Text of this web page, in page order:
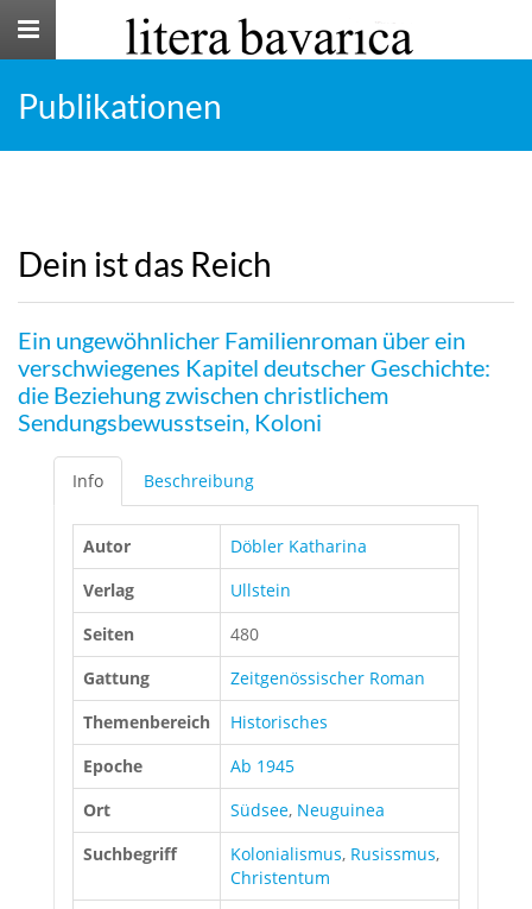
Toggle
Publikationen
Dein ist das Reich
Ein ungewöhnlicher Familienroman über ein
verschwiegenes Kapitel deutscher Geschichte:
die Beziehung zwischen christlichem
Sendungsbewusstsein, Koloni
Info Beschreibung
Autor
Döbler Katharina
Verlag
Ullstein
Seiten
480
Gattung
Zeitgenössischer Roman
Themenbereich
Historisches
Epoche
Ab 1945
Ort
Südsee, Neuguinea
Suchbegriff
Kolonialismus, Rusissmus,
Christentum